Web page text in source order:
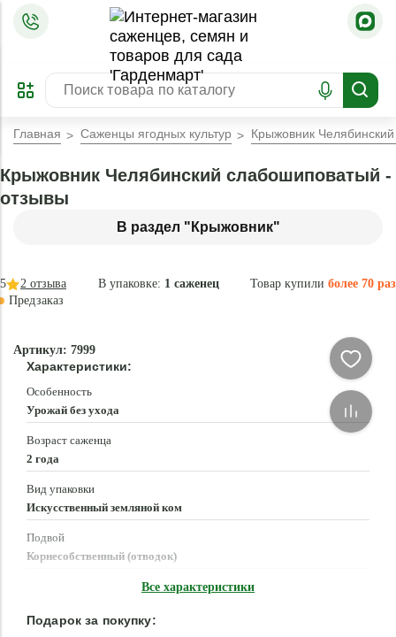
ПРЕДЗАКАЗ
ЗАБРОНИРОВАТЬ
ЛУЧШЕЕ
Главная Саженцы ягодных культур Крыжовник
В раздел "Крыжовник"
Крыжовник Челябинский слабошиповатый -
отзывы
В упаковке: 1 саженец Товар купили более 70 раз
5 2 отзыва
Предзаказ
Артикул: 7999
Характеристики:
Особенность
Урожай без ухода
Возраст саженца
2 года
Вид упаковки
Искусственный земляной ком
Подвой
Корнесобственный (отводок)
Все характеристики
Подарок за покупку: